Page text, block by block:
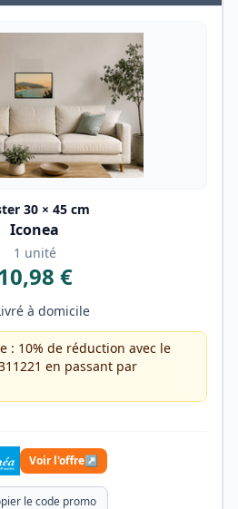
30 × 45 cm
Iconea
1 unité
€
à domicile
: 10% de réduction avec le
en passant par
Voir l'offre↗
le code promo